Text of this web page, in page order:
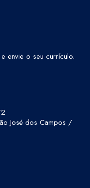
envie o seu currículo.
José dos Campos /